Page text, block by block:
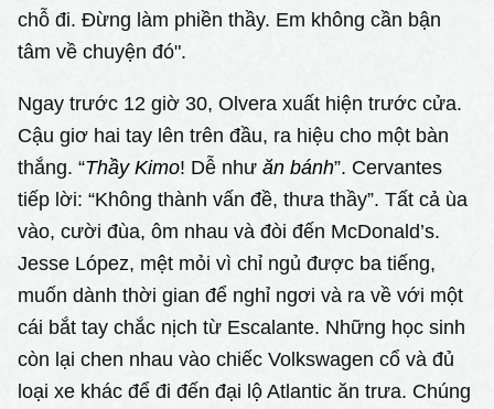
chỗ đi. Đừng làm phiền thầy. Em không cần bận
tâm về chuyện đó".
Ngay trước 12 giờ 30, Olvera xuất hiện trước cửa.
Cậu giơ hai tay lên trên đầu, ra hiệu cho một bàn
thắng. “Thầy Kimo! Dễ nhưăn bánh”. Cervantes
tiếp lời: “Không thành vấn đề, thưa thầy”. Tất cả ùa
vào, cười đùa, ôm nhau và đòi đến McDonald’s.
Jesse López, mệt mỏi vì chỉ ngủ được ba tiếng,
muốn dành thời gian để nghỉ ngơi và ra về với một
cái bắt tay chắc nịch từ Escalante. Những học sinh
còn lại chen nhau vào chiếc Volkswagen cổ và đủ
loại xe khác để đi đến đại lộ Atlantic ăn trưa. Chúng